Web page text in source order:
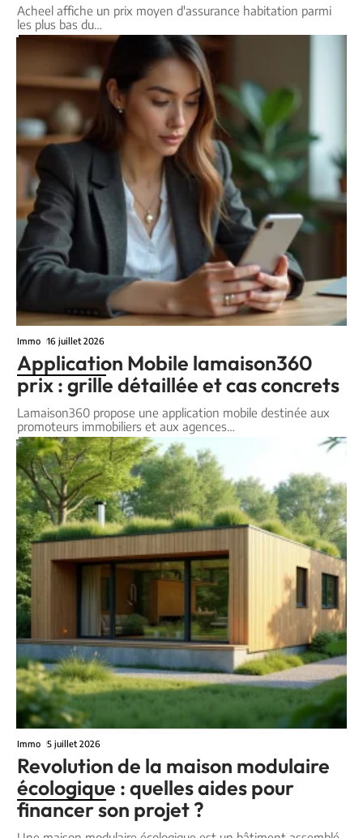
Acheel affiche un prix moyen d'assurance habitation parmi
les plus bas du…
Immo 16 juillet 2026
Application Mobile lamaison360
prix : grille détaillée et cas concrets
Lamaison360 propose une application mobile destinée aux
promoteurs immobiliers et aux agences…
Immo 5 juillet 2026
Revolution de la maison modulaire
écologique : quelles aides pour
financer son projet ?